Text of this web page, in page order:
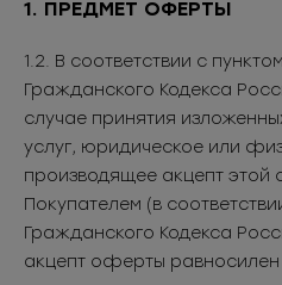
1. ПРЕДМЕТ ОФЕРТЫ
1.2. В соответствии с
Гражданского Кодекса
случае принятия
услуг, юридическое или
производящее акцепт этой
Покупателем (в
Гражданского Кодекса
акцепт оферты